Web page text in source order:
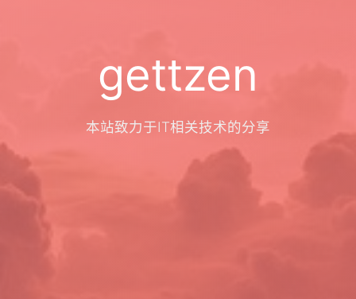
gettzen
本站致力于IT相关技术的分享